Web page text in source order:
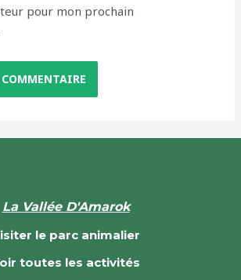
pour mon prochain
La Vallée D'Amarok
le parc animalier
toutes les activités